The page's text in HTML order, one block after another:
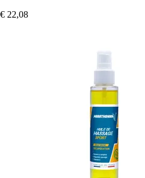
€ 22,08